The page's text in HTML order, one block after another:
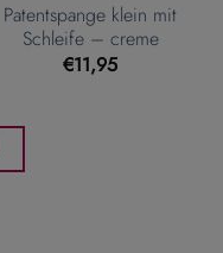
Patentspange klein mit
Schleife – creme
€11,95